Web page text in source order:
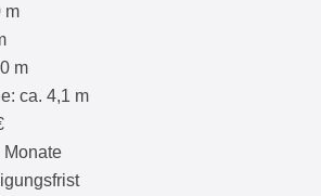
m
m
ca. 4,1 m
Monate